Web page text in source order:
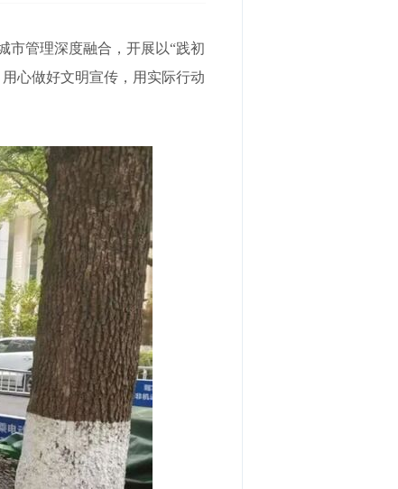
市管理深度融合，开展以“践初
心做好文明宣传，用实际行动